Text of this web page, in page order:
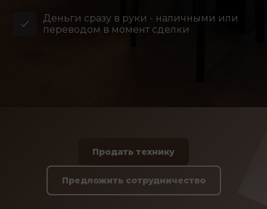
Деньги сразу в руки - наличными или
переводом в момент сделки
Продать технику
Предложить сотрудничество